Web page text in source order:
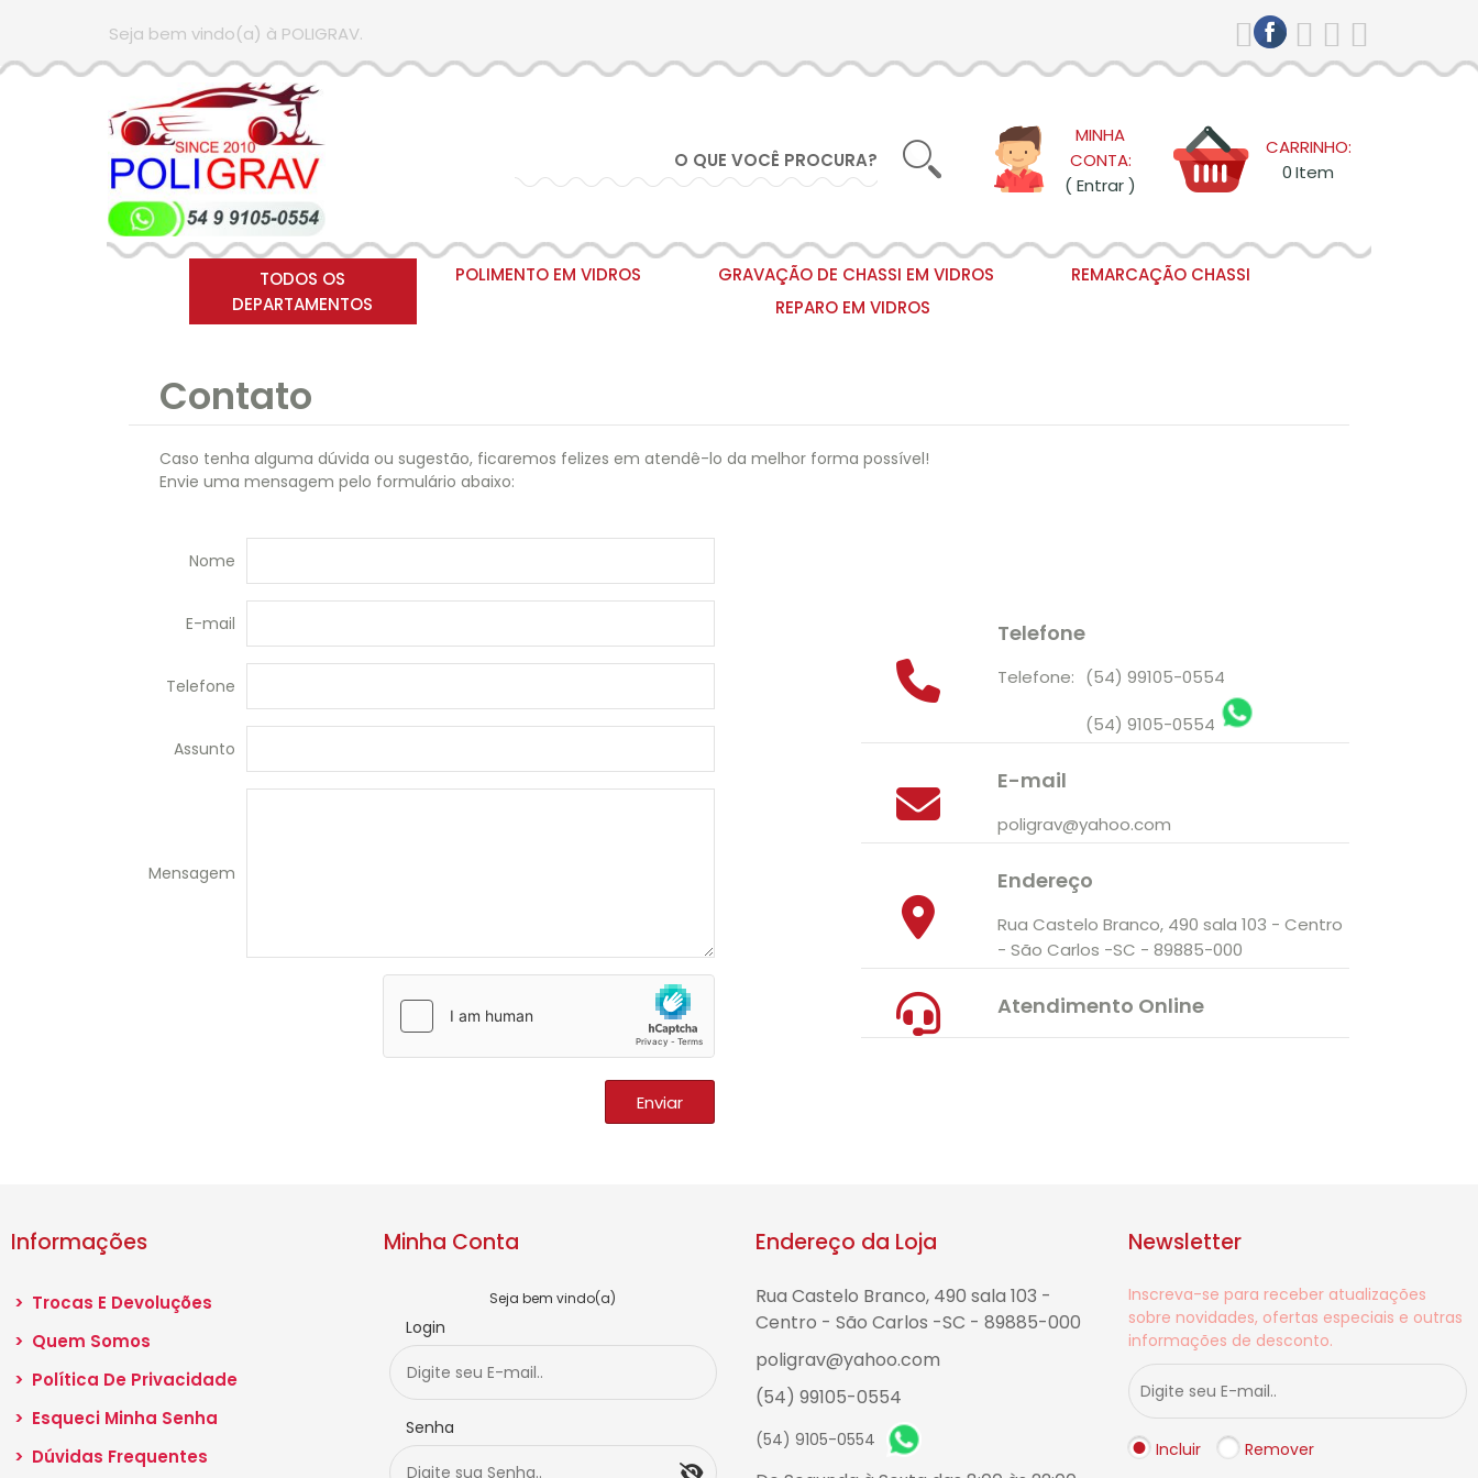
Seja bem vindo(a) à POLIGRAV.
MINHA
CONTA:
( Entrar )
CARRINHO:
0Item
TODOS OS
DEPARTAMENTOS
POLIMENTO EM VIDROS GRAVAÇÃO DE CHASSI EM VIDROS
REMARCAÇÃO CHASSI
REPARO EM VIDROS
Contato
Caso tenha alguma dúvida ou sugestão, ficaremos felizes em atendê-lo da melhor forma possível!
Envie uma mensagem pelo formulário abaixo:
Nome
E-mail
Telefone
Assunto
Mensagem
Enviar
Telefone
Telefone: (54) 99105-0554
(54) 9105-0554
E-mail
poligrav@yahoo.com
Endereço
Rua Castelo Branco, 490 sala 103 - Centro
- São Carlos -SC - 89885-000
Atendimento Online
Informações
> Trocas E Devoluções
> Quem Somos
> Política De Privacidade
> Esqueci Minha Senha
> Dúvidas Frequentes
Minha Conta
Seja bem vindo(a)
Login
Senha
Endereço da Loja
Rua Castelo Branco, 490 sala 103 -
Centro - São Carlos -SC - 89885-000
poligrav@yahoo.com
(54) 99105-0554
(54) 9105-0554
Newsletter
Inscreva-se para receber atualizações
sobre novidades, ofertas especiais e outras
informações de desconto.
Incluir Remover